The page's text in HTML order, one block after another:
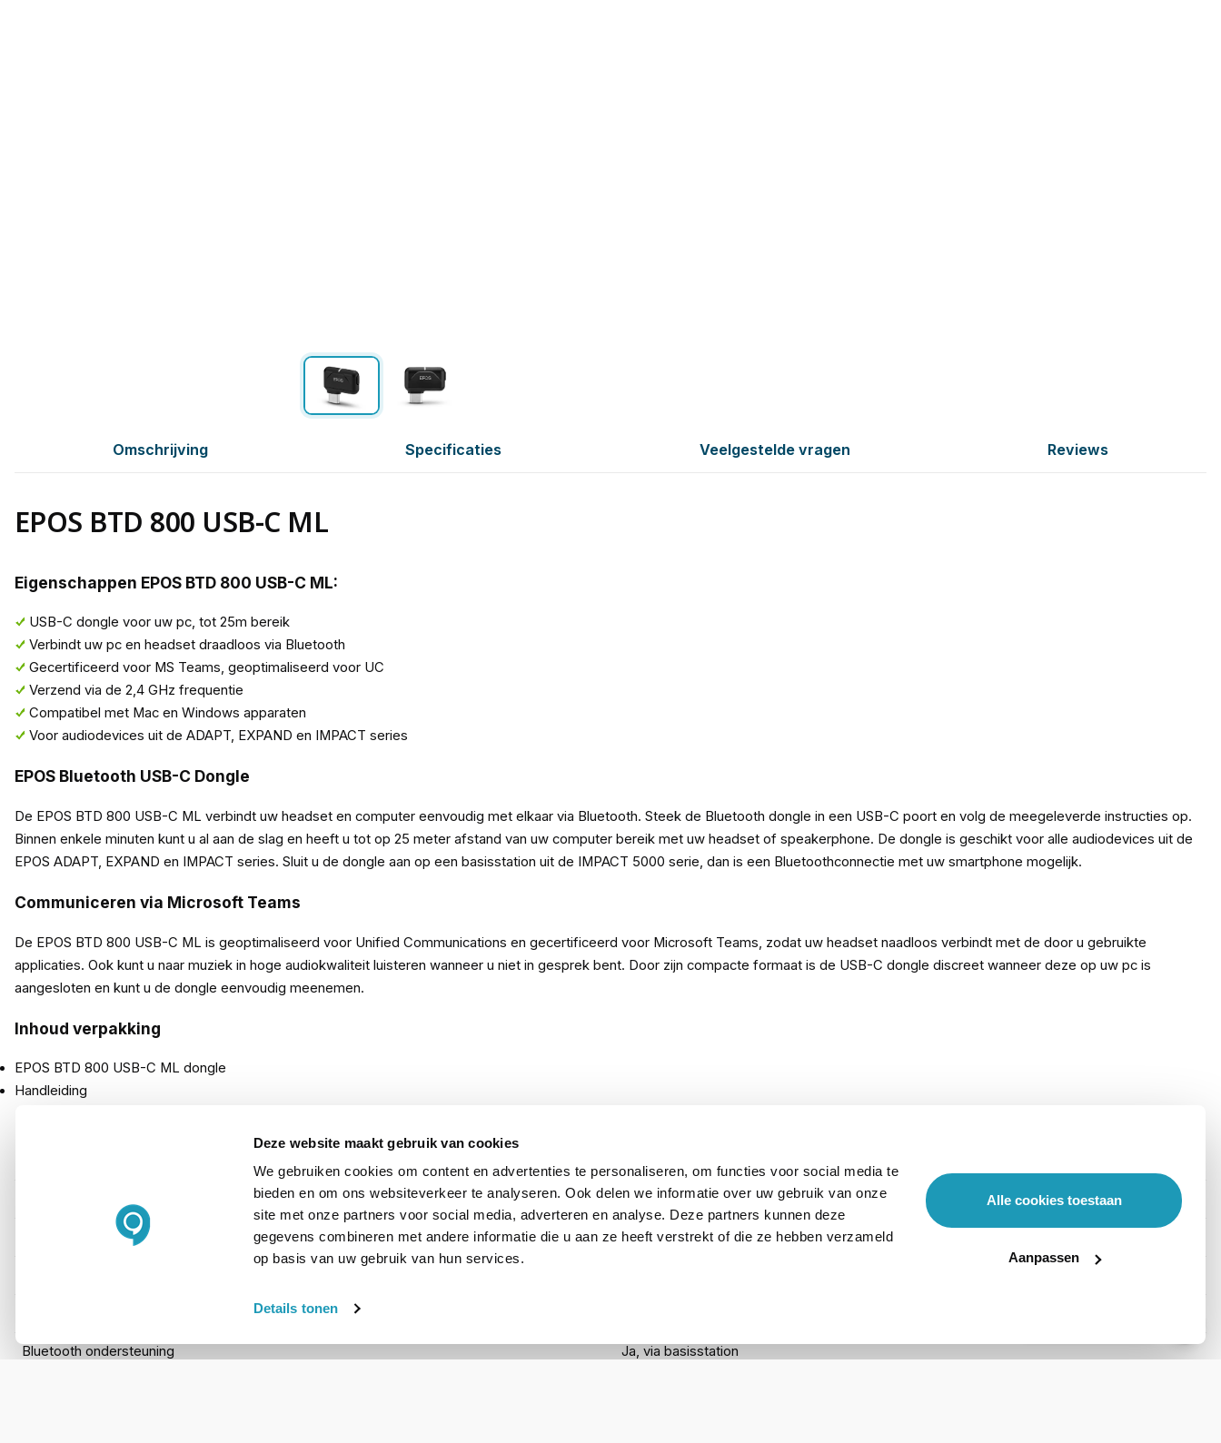
Deze website maakt gebruik van cookies
We gebruiken cookies om content en advertenties te personaliseren, om functies voor social media te
bieden en om ons websiteverkeer te analyseren. Ook delen we informatie over uw gebruik van onze
site met onze partners voor social media, adverteren en analyse. Deze partners kunnen deze
gegevens combineren met andere informatie die u aan ze heeft verstrekt of die ze hebben verzameld
op basis van uw gebruik van hun services.
Details tonen
Alle cookies toestaan
Aanpassen
Omschrijving Specificaties Veelgestelde vragen Reviews
EPOS BTD 800 USB-C ML
Eigenschappen EPOS BTD 800 USB-C ML:
USB-C dongle voor uw pc, tot 25m bereik
Verbindt uw pc en headset draadloos via Bluetooth
Gecertificeerd voor MS Teams, geoptimaliseerd voor UC
Verzend via de 2,4 GHz frequentie
Compatibel met Mac en Windows apparaten
Voor audiodevices uit de ADAPT, EXPAND en IMPACT series
EPOS Bluetooth USB-C Dongle
De EPOS BTD 800 USB-C ML verbindt uw headset en computer eenvoudig met elkaar via Bluetooth. Steek de Bluetooth dongle in een USB-C poort en volg de meegeleverde instructies op.
Binnen enkele minuten kunt u al aan de slag en heeft u tot op 25 meter afstand van uw computer bereik met uw headset of speakerphone. De dongle is geschikt voor alle audiodevices uit de
EPOS ADAPT, EXPAND en IMPACT series. Sluit u de dongle aan op een basisstation uit de IMPACT 5000 serie, dan is een Bluetoothconnectie met uw smartphone mogelijk.
Communiceren via Microsoft Teams
De EPOS BTD 800 USB-C ML is geoptimaliseerd voor Unified Communications en gecertificeerd voor Microsoft Teams, zodat uw headset naadloos verbindt met de door u gebruikte
applicaties. Ook kunt u naar muziek in hoge audiokwaliteit luisteren wanneer u niet in gesprek bent. Door zijn compacte formaat is de USB-C dongle discreet wanneer deze op uw pc is
aangesloten en kunt u de dongle eenvoudig meenemen.
Inhoud verpakking
EPOS BTD 800 USB-C ML dongle
Handleiding
EPOS
1000206
Bluetooth ondersteuning Ja, via basisstation